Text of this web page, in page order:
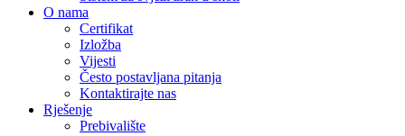
O nama
Certifikat
Izložba
Vijesti
Često postavljana pitanja
Kontaktirajte nas
Rješenje
Prebivalište